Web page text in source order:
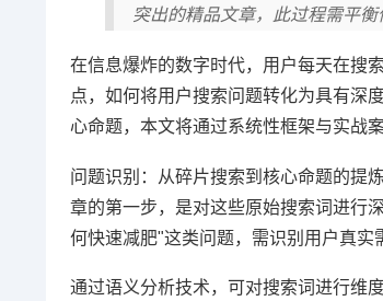
突出的精品文章，此过程需平
在信息爆炸的数字时代，用户每天在搜
点，如何将用户搜索问题转化为具有深
心命题，本文将通过系统性框架与实战
问题识别：从碎片搜索到核心命题的提
章的第一步，是对这些原始搜索词进行
何快速减肥"这类问题，需识别用户真实
通过语义分析技术，可对搜索词进行维